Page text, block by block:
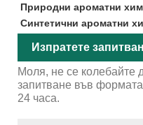
Природни ароматни
Синтетични ароматни
Изпратете
Моля, не се колебайте
запитване във
24 часа.